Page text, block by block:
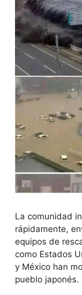
La comunidad
rápidamente,
equipos de
como Estados
y México han
pueblo japonés.